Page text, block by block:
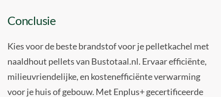
Conclusie
Kies voor de beste brandstof voor je pelletkachel met
naaldhout pellets van Bustotaal.nl. Ervaar efficiënte,
milieuvriendelijke, en kostenefficiënte verwarming
voor je huis of gebouw. Met Enplus+ gecertificeerde